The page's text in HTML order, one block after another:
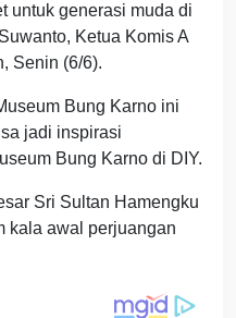
untuk generasi muda di
Ketua Komis A
Senin (6/6).
Bung Karno ini
jadi inspirasi
Bung Karno di DIY.
Sri Sultan Hamengku
kala awal perjuangan